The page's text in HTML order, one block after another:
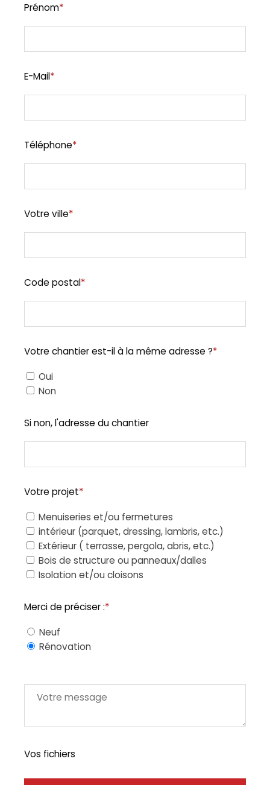
Prénom*
E-Mail*
Téléphone*
Votre ville*
Code postal*
Votre chantier est-il à la même adresse ?*
Oui
Non
Si non, l'adresse du chantier
Votre projet*
Menuiseries et/ou fermetures
intérieur (parquet, dressing, lambris, etc.)
Extérieur ( terrasse, pergola, abris, etc.)
Bois de structure ou panneaux/dalles
Isolation et/ou cloisons
Merci de préciser :*
Neuf
Rénovation
Vos fichiers